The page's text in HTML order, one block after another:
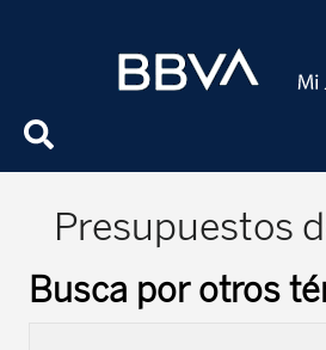
Presupuestos
Busca por otros